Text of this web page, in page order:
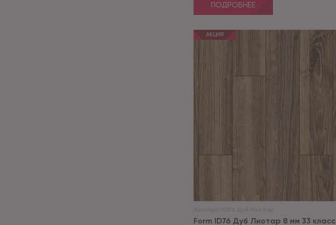
ПОДРОБНЕЕ
АКЦИЯ
Form ID76 Дуб Лиотар 8 мм 33 класс